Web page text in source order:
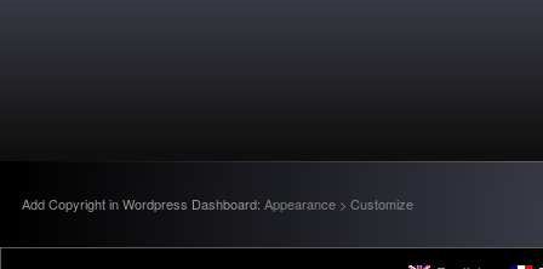
Add Copyright in Wordpress Dashboard: Appearance > Customize